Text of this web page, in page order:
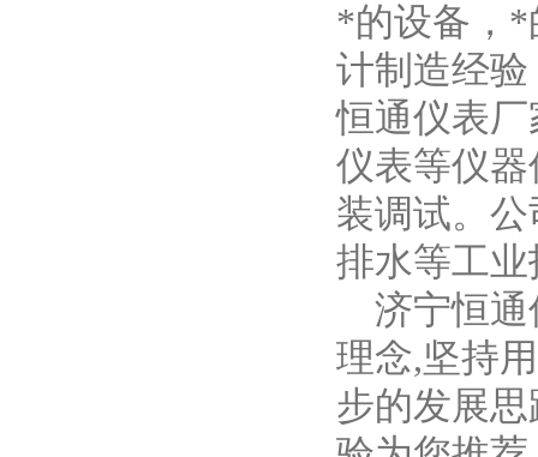
*的设备，*
计制造经
恒通仪表厂
仪表等仪
装调试。
排水等工
济宁恒通
理念,坚持
步的发展